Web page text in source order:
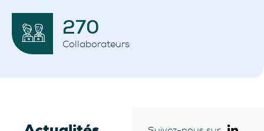
270
Collaborateurs